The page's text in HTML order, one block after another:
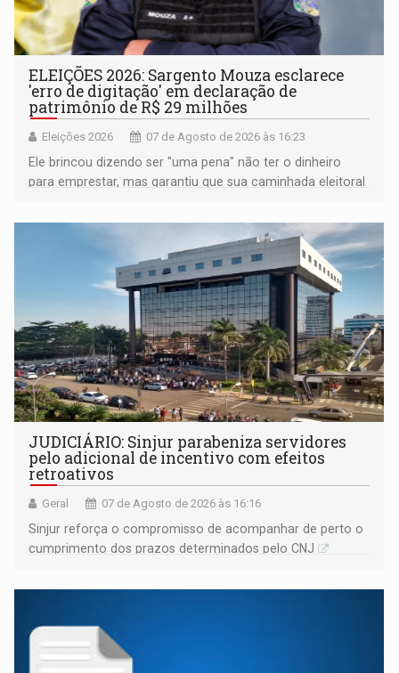
ELEIÇÕES 2026: Sargento Mouza esclarece
'erro de digitação' em declaração de
patrimônio de R$ 29 milhões
Eleições 2026 07 de Agosto de 2026 às 16:23
Ele brincou dizendo ser "uma pena" não ter o dinheiro
para emprestar, mas garantiu que sua caminhada eleitoral
JUDICIÁRIO: Sinjur parabeniza servidores
pelo adicional de incentivo com efeitos
retroativos
Geral 07 de Agosto de 2026 às 16:16
Sinjur reforça o compromisso de acompanhar de perto o
cumprimento dos prazos determinados pelo CNJ